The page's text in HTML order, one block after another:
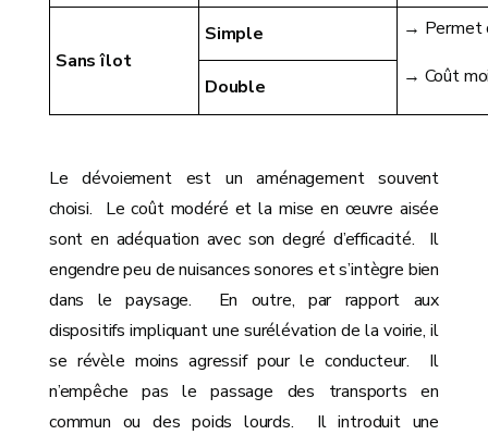
Sans îlot
Simple
→ Permet
→ Coût
Double
Le dévoiement est un aménagement souvent
choisi. Le coût modéré et la mise en œuvre aisée
sont en adéquation avec son degré d’efficacité. Il
engendre peu de nuisances sonores et s’intègre bien
dans le paysage. En outre, par rapport aux
dispositifs impliquant une surélévation de la voirie, il
se révèle moins agressif pour le conducteur. Il
n’empêche pas le passage des transports en
commun ou des poids lourds. Il introduit une